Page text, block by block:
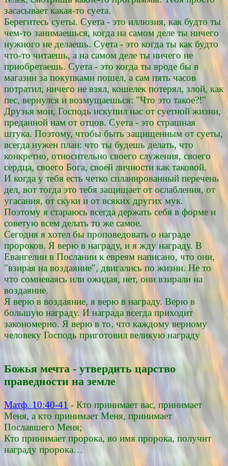
засасывает какая-то суета.
Берегитесь суеты. Суета - это иллюзия, как будто ты
чем-то занимаешься, когда на самом деле ты ничего
нужного не делаешь. Суета - это когда ты как будто
что-то читаешь, а на самом деле ты ничего не
приобретаешь. Суета - это когда ты вроде бы в
магазин за покупками пошел, а сам пять часов
потратил, ничего не взял, кошелек потерял, злой, как
пес, вернулся и возмущаешься: "Что это такое?!"
Друзья мои, Господь искупил нас от суетной жизни,
преданной нам от отцов. Суета - это страшная
штука. Поэтому, чтобы быть защищенным от суеты,
всегда нужен план: что ты будешь делать, что
конкретно, относительно своего служения, своего
сердца, своего Бога, своей личности как таковой.
И когда у тебя есть четко спланированный перечень
дел, вот тогда это тебя защищает от ослабления, от
угасания, от скуки и от всяких других мук.
Поэтому я стараюсь всегда держать себя в форме и
советую всем делать то же самое.
Сегодня я хотел бы проповедовать о награде
пророков. Я верю в награду, и я жду награду. В
Евангелии в Послании к евреям написано, что они,
"взирая на воздаяние", двигались по жизни. Не то
что сомневаясь или ожидая, нет, они взирали на
воздаяние.
Я верю в воздаяние, я верю в награду. Верю в
большую награду. И награда всегда приходит
закономерно. Я верю в то, что каждому верному
человеку Господь приготовил великую награду
Божья мечта - утвердить царство
праведности на земле
Матф. 10:40-41- Кто принимает вас, принимает
Меня, а кто принимает Меня, принимает
Пославшего Меня;
Кто принимает пророка, во имя пророка, получит
награду пророка…